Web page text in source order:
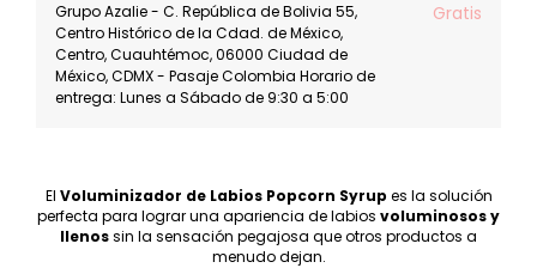
Grupo Azalie - C. República de Bolivia 55,
Centro Histórico de la Cdad. de México,
Centro, Cuauhtémoc, 06000 Ciudad de
México, CDMX - Pasaje Colombia Horario de
entrega: Lunes a Sábado de 9:30 a 5:00
Gratis
El Voluminizador de Labios Popcorn Syrup es la solución
perfecta para lograr una apariencia de labios voluminosos y
llenossin la sensación pegajosa que otros productos a
menudo dejan.